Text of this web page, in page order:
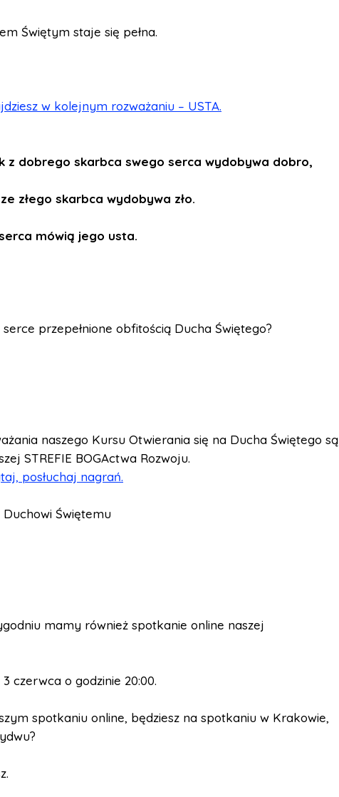
Świętym staje się pełna.
w kolejnym rozważaniu – USTA.
z dobrego skarbca swego serca wydobywa dobro,
ze złego skarbca wydobywa zło.
mówią jego usta.
przepełnione obfitością Ducha Świętego?
naszego Kursu Otwierania się na Ducha Świętego są
STREFIE BOGActwa Rozwoju.
posłuchaj nagrań.
Świętemu
mamy również spotkanie online naszej
3 czerwca o godzinie 20:00.
spotkaniu online, będziesz na spotkaniu w Krakowie,